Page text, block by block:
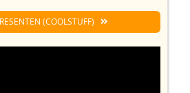
(COOLSTUFF)